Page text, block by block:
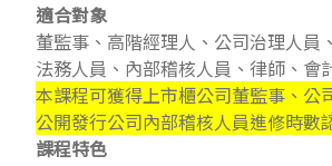
適合對象
董監事、高階經理人、公司治理人員
法務人員、內部稽核人員、律師、會
本課程可獲得上市櫃公司董監事、公
公開發行公司內部稽核人員進修時數
課程特色